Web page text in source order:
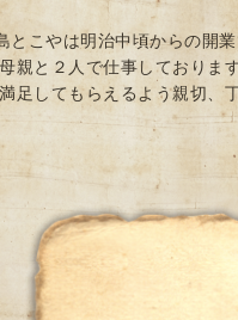
とこやは明治中頃からの開
親と２人で仕事しておりま
足してもらえるよう親切、